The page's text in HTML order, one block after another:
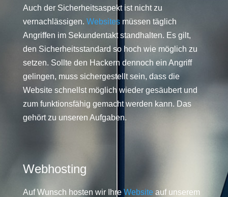
Auch der Sicherheitsaspekt ist nicht zu
vernachlässigen. Websitesmüssen täglich
Angriffen im Sekundentakt standhalten. Es gilt,
den Sicherheitsstandard so hoch wie möglich zu
setzen. Sollte den Hackern dennoch ein Angriff
gelingen, muss sichergestellt sein, dass die
Website schnellst möglich wieder gesäubert und
zum funktionsfähig gemacht werden kann. Das
gehört zu unseren Aufgaben.
Webhosting
Auf Wunsch hosten wir Ihre Website auf unserem